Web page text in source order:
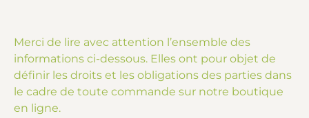
Merci de lire avec attention l’ensemble des
informations ci-dessous. Elles ont pour objet de
définir les droits et les obligations des parties dans
le cadre de toute commande sur notre boutique
en ligne.